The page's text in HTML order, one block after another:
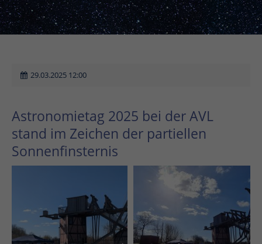
29.03.2025 12:00
Astronomietag 2025 bei der AVL
stand im Zeichen der partiellen
Sonnenfinsternis